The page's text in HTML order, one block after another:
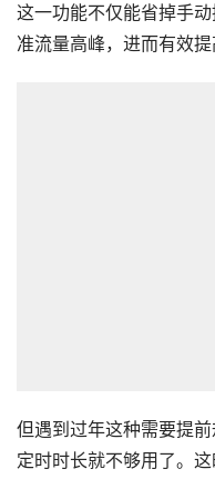
这一功能不仅能省掉手
准流量高峰，进而有效
但遇到过年这种需要提
定时时长就不够用了。